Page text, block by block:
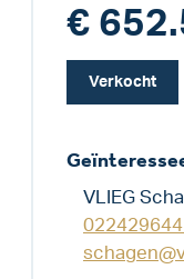
€
Verkocht
VLIEG